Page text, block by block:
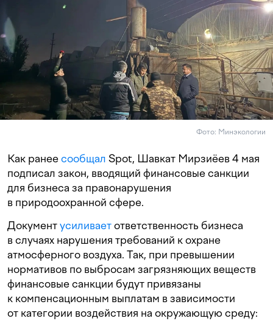
Фото: Минэкологии
Как ранеесообщал Spot, Шавкат Мирзиёев 4 мая
подписал закон, вводящий финансовые санкции
для бизнеса за правонарушения
в природоохранной сфере.
Документусиливаетответственность бизнеса
в случаях нарушения требований к охране
атмосферного воздуха. Так, при превышении
нормативов по выбросам загрязняющих веществ
финансовые санкции будут привязаны
к компенсационным выплатам в зависимости
от категории воздействия на окружающую среду: